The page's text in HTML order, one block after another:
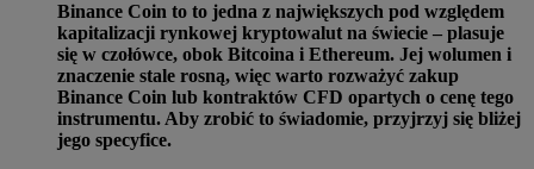
Binance Coin to to jedna z największych pod względem
kapitalizacji rynkowej kryptowalut na świecie – plasuje
się w czołówce, obok Bitcoina i Ethereum. Jej wolumen i
znaczenie stale rosną, więc warto rozważyć zakup
Binance Coin lub kontraktów CFD opartych o cenę tego
instrumentu. Aby zrobić to świadomie, przyjrzyj się bliżej
jego specyfice.